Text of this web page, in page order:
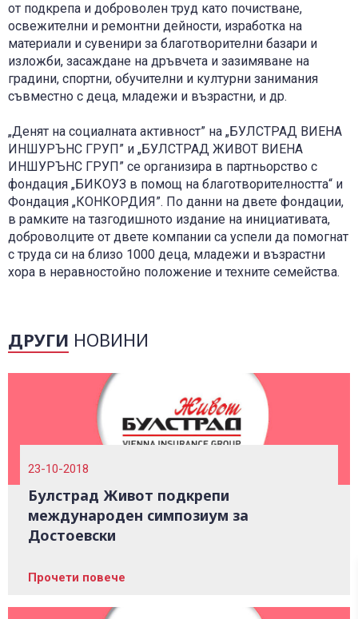
от подкрепа и доброволен труд като почистване,
освежителни и ремонтни дейности, изработка на
материали и сувенири за благотворителни базари и
изложби, засаждане на дръвчета и зазимяване на
градини, спортни, обучителни и културни занимания
съвместно с деца, младежи и възрастни, и др.
„Денят на социалната активност” на „БУЛСТРАД ВИЕНА
ИНШУРЪНС ГРУП” и „БУЛСТРАД ЖИВОТ ВИЕНА
ИНШУРЪНС ГРУП” се организира в партньорство с
фондация „БИКОУЗ в помощ на благотворителността“ и
Фондация „КОНКОРДИЯ”. По данни на двете фондации,
в рамките на тазгодишното издание на инициативата,
доброволците от двете компании са успели да помогнат
с труда си на близо 1000 деца, младежи и възрастни
хора в неравностойно положение и техните семейства.
ДРУГИ НОВИНИ
23-10-2018
Булстрад Живот подкрепи
международен симпозиум за
Достоевски
Прочети повече